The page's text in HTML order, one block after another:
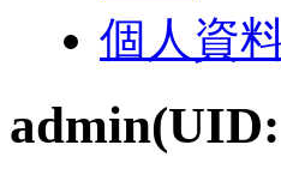
個人資
admin